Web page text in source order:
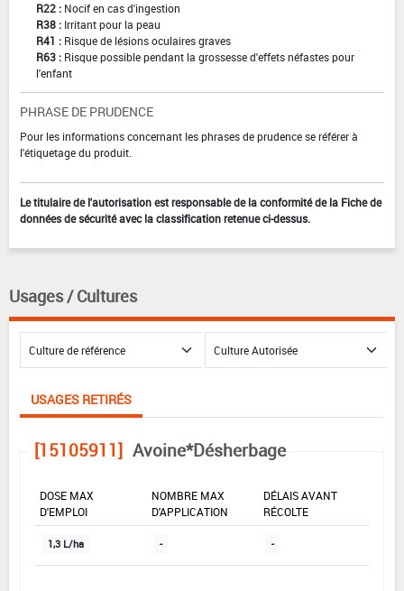
R22 : Nocif en cas d'ingestion
R38 : Irritant pour la peau
R41 : Risque de lésions oculaires graves
R63 : Risque possible pendant la grossesse d'effets néfastes pour
l'enfant
PHRASE DE PRUDENCE
Pour les informations concernant les phrases de prudence se référer à
l'étiquetage du produit.
Le titulaire de l'autorisation est responsable de la conformité de la Fiche de
données de sécurité avec la classification retenue ci-dessus.
Usages / Cultures
USAGES RETIRÉS
[15105911] Avoine*Désherbage
DOSE MAX
D'EMPLOI
NOMBRE MAX
D'APPLICATION
DÉLAIS AVANT
RÉCOLTE
1,3 L/ha - -